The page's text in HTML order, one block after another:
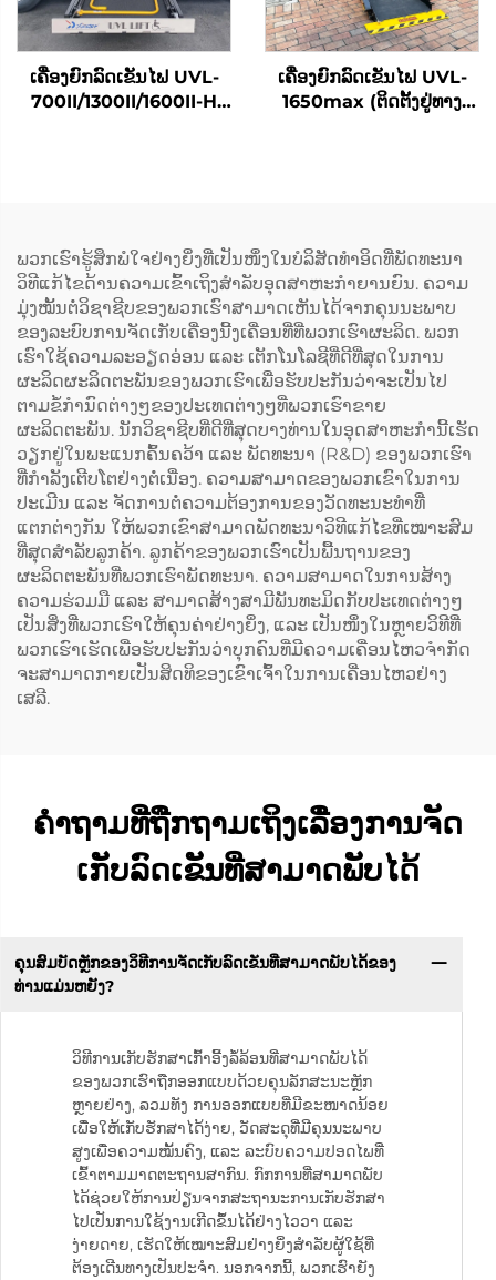
ເຄື່ອງຍົກລົດເຂັນໄຟ UVL-
700II/1300II/1600II-H
ເຄື່ອງຍົກລົດເຂັນໄຟ UVL-
1650max (ຕິດຕັ້ງຢູ່ທາງ
ພວກເຮົາຮູ້ສຶກພໍໃຈຢ່າງຍິ່ງທີ່ເປັນໜຶ່ງໃນບໍລິສັດທຳອິດທີ່ພັດທະນາ
ວິທີແກ້ໄຂດ້ານຄວາມເຂົ້າເຖິງສຳລັບອຸດສາຫະກຳຍານຍົນ. ຄວາມ
ມຸ່ງໝັ້ນຕໍ່ວິຊາຊີບຂອງພວກເຮົາສາມາດເຫັນໄດ້ຈາກຄຸນນະພາບ
ຂອງລະບົບການຈັດເກັບເຄື່ອງນີ້ງເຄື່ອນທີ່ທີ່ພວກເຮົາຜະລິດ. ພວກ
ເຮົາໃຊ້ຄວາມລະອຽດອ່ອນ ແລະ ເຕັກໂນໂລຊີທີ່ດີທີ່ສຸດໃນການ
ຜະລິດຜະລິດຕະພັນຂອງພວກເຮົາເພື່ອຮັບປະກັນວ່າຈະເປັນໄປ
ຕາມຂໍ້ກຳນົດຕ່າງໆຂອງປະເທດຕ່າງໆທີ່ພວກເຮົາຂາຍ
ຜະລິດຕະພັນ. ນັກວິຊາຊີບທີ່ດີທີ່ສຸດບາງທ່ານໃນອຸດສາຫະກຳນີ້ເຮັດ
ວຽກຢູ່ໃນພະແນກຄົ້ນຄວ້າ ແລະ ພັດທະນາ (R&D) ຂອງພວກເຮົາ
ທີ່ກຳລັງເຕີບໂຕຢ່າງຕໍ່ເນື່ອງ. ຄວາມສາມາດຂອງພວກເຂົາໃນການ
ປະເມີນ ແລະ ຈັດການຕໍ່ຄວາມຕ້ອງການຂອງວັດທະນະທຳທີ່
ແຕກຕ່າງກັນ ໃຫ້ພວກເຂົາສາມາດພັດທະນາວິທີແກ້ໄຂທີ່ເໝາະສົມ
ທີ່ສຸດສຳລັບລູກຄ້າ. ລູກຄ້າຂອງພວກເຮົາເປັນພື້ນຖານຂອງ
ຜະລິດຕະພັນທີ່ພວກເຮົາພັດທະນາ. ຄວາມສາມາດໃນການສ້າງ
ຄວາມຮ່ວມມື ແລະ ສາມາດສ້າງສາມີພັນທະມິດກັບປະເທດຕ່າງໆ
ເປັນສິ່ງທີ່ພວກເຮົາໃຫ້ຄຸນຄ່າຢ່າງຍິ່ງ, ແລະ ເປັນໜຶ່ງໃນຫຼາຍວິທີທີ່
ພວກເຮົາເຮັດເພື່ອຮັບປະກັນວ່າບຸກຄົນທີ່ມີຄວາມເຄື່ອນໄຫວຈຳກັດ
ຈະສາມາດກາຍເປັນສິດທິຂອງເຂົາເຈົ້າໃນການເຄື່ອນໄຫວຢ່າງ
ເສລີ.
ຄຳຖາມທີ່ຖືກຖາມເຖິງເລື່ອງການຈັດ
ເກັບລົດເຂັນທີ່ສາມາດພັບໄດ້
ຄຸນສົມບັດຫຼັກຂອງວິທີການຈັດເກັບລົດເຂັນທີ່ສາມາດພັບໄດ້ຂອງ
ທ່ານແມ່ນຫຍັງ?
ວິທີການເກັບຮັກສາເກົ້າອີ້ງລໍ້ລ້ອນທີ່ສາມາດພັບໄດ້
ຂອງພວກເຮົາຖືກອອກແບບດ້ວຍຄຸນລັກສະນະຫຼັກ
ຫຼາຍຢ່າງ, ລວມທັງ ການອອກແບບທີ່ມີຂະໜາດນ້ອຍ
ເພື່ອໃຫ້ເກັບຮັກສາໄດ້ງ່າຍ, ວັດສະດຸທີ່ມີຄຸນນະພາບ
ສູງເພື່ອຄວາມໝັ້ນຄົງ, ແລະ ລະບົບຄວາມປອດໄພທີ່
ເຂົ້າຕາມມາດຕະຖານສາກົນ. ກົກການທີ່ສາມາດພັບ
ໄດ້ຊ່ວຍໃຫ້ການປ່ຽນຈາກສະຖານະການເກັບຮັກສາ
ໄປເປັນການໃຊ້ງານເກີດຂຶ້ນໄດ້ຢ່າງໄວວາ ແລະ
ງ່າຍດາຍ, ເຮັດໃຫ້ເໝາະສົມຢ່າງຍິ່ງສຳລັບຜູ້ໃຊ້ທີ່
ຕ້ອງເດີນທາງເປັນປະຈຳ. ນອກຈາກນີ້, ພວກເຮົາຍັງ